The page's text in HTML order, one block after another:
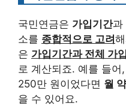
국민연금은 가입기간과
소를 종합적으로 고려
은 가입기간과 전체 가
로 계산되죠. 예를 들
250만 원이었다면 월
을 수 있어요.